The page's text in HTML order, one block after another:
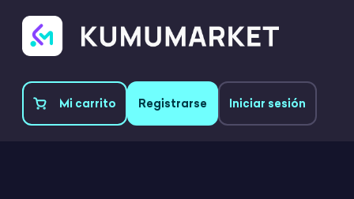
Mi carrito Registrarse Iniciar sesión